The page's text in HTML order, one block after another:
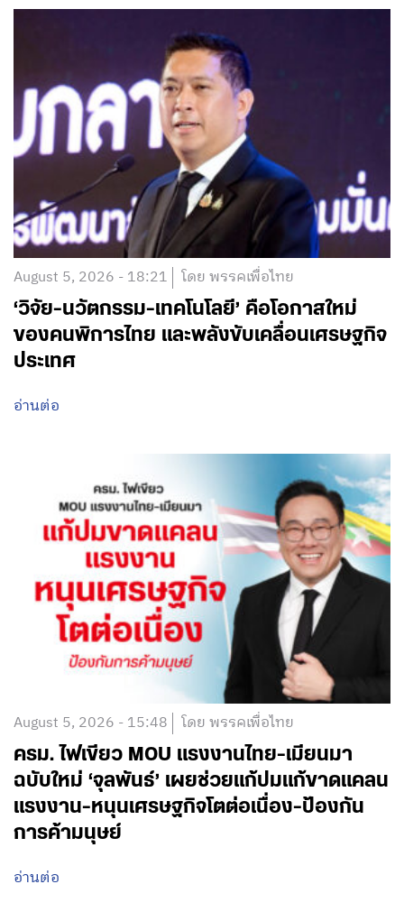
August 5, 2026 - 18:21 โดย พรรคเพื่อไทย
‘วิจัย-นวัตกรรม-เทคโนโลยี’ คือโอกาสใหม่
ของคนพิการไทย และพลังขับเคลื่อนเศรษฐกิจ
ประเทศ
อ่านต่อ
August 5, 2026 - 15:48 โดย พรรคเพื่อไทย
ครม. ไฟเขียว MOU แรงงานไทย-เมียนมา
ฉบับใหม่ ‘จุลพันธ์’ เผยช่วยแก้ปมแก้ขาดแคลน
แรงงาน-หนุนเศรษฐกิจโตต่อเนื่อง-ป้องกัน
การค้ามนุษย์
อ่านต่อ